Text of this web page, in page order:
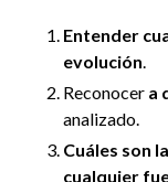
Entender
evolución.
Reconocer a
analizado.
Cuáles son
cualquier